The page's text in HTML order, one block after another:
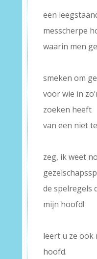
een
messcherpe
waarin men
smeken om
voor wie in
zoeken heeft
van een niet
zeg, ik weet
de spelregels
mijn hoofd!
leert u ze ook
hoofd.